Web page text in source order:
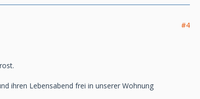
#4
ihren Lebensabend frei in unserer Wohnung